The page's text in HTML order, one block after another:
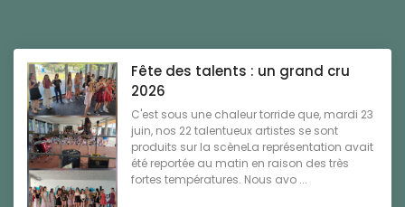
Fête des talents : un grand cru
2026
C'est sous une chaleur torride que, mardi 23
juin, nos 22 talentueux artistes se sont
produits sur la scèneLa représentation avait
été reportée au matin en raison des très
fortes températures. Nous avo ...